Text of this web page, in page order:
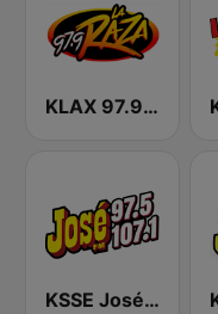
KLAX 97.9 La Raza FM
KSSE José 97.5 y 107.1